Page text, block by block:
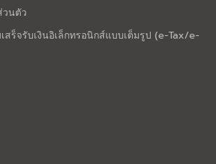
วนตัว
สร็จรับเงินอิเล็กทรอนิกส์แบบเต็มรูป (e-Tax/e-